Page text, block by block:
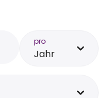
pro
Jahr